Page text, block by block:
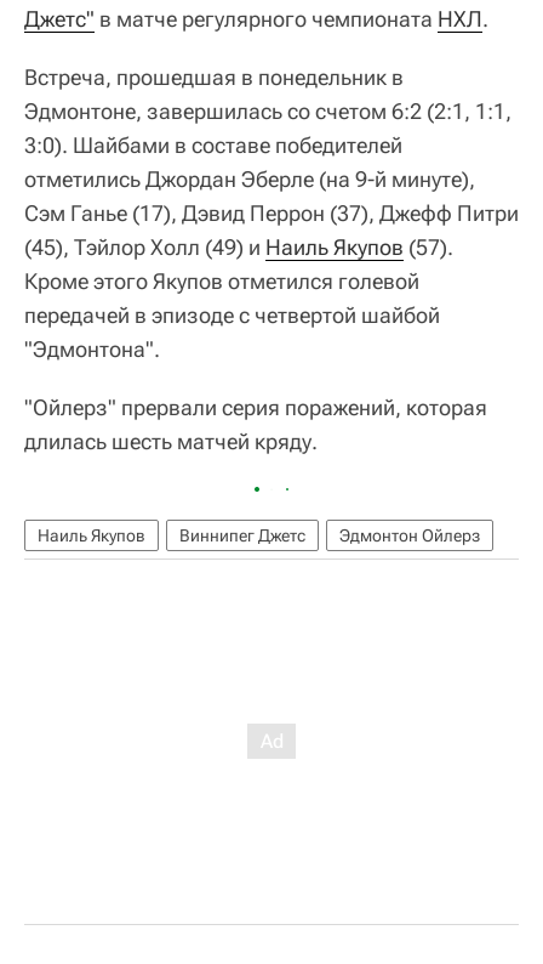
Джетс" в матче регулярного чемпионата НХЛ.
Встреча, прошедшая в понедельник в
Эдмонтоне, завершилась со счетом 6:2 (2:1, 1:1,
3:0). Шайбами в составе победителей
отметились Джордан Эберле (на 9-й минуте),
Сэм Ганье (17), Дэвид Перрон (37), Джефф Питри
(45), Тэйлор Холл (49) и Наиль Якупов (57).
Кроме этого Якупов отметился голевой
передачей в эпизоде с четвертой шайбой
"Эдмонтона".
"Ойлерз" прервали серия поражений, которая
длилась шесть матчей кряду.
Наиль Якупов Виннипег Джетс Эдмонтон Ойлерз